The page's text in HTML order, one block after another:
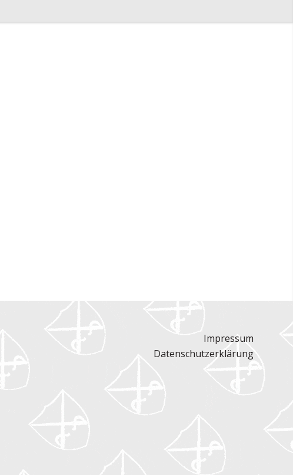
Impressum
Datenschutzerklärung